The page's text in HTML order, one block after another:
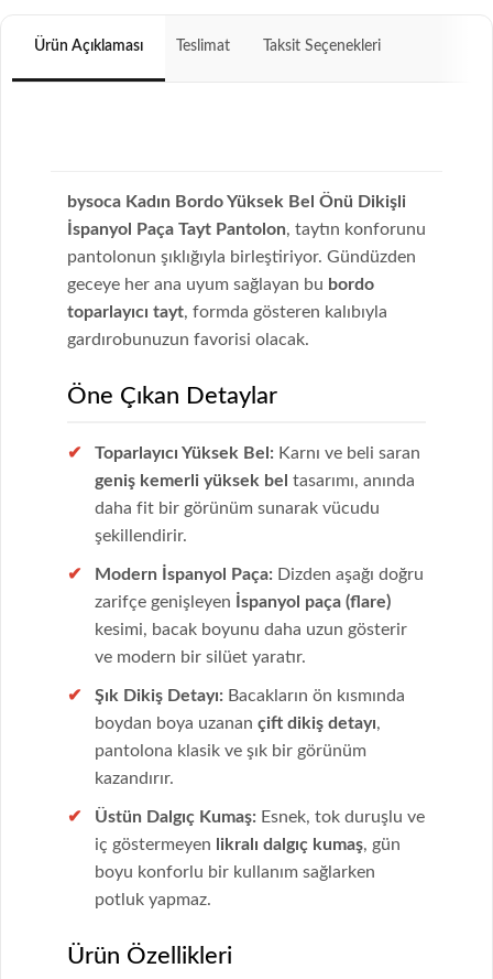
Ürün Açıklaması Teslimat Taksit Seçenekleri
bysoca Kadın Bordo Yüksek Bel Önü Dikişli
İspanyol Paça Tayt Pantolon, taytın konforunu
pantolonun şıklığıyla birleştiriyor. Gündüzden
geceye her ana uyum sağlayan bu bordo
toparlayıcı tayt, formda gösteren kalıbıyla
gardırobunuzun favorisi olacak.
Öne Çıkan Detaylar
Toparlayıcı Yüksek Bel: Karnı ve beli saran
geniş kemerli yüksek bel tasarımı, anında
daha fit bir görünüm sunarak vücudu
şekillendirir.
Modern İspanyol Paça: Dizden aşağı doğru
zarifçe genişleyen
İspanyol paça (flare)
kesimi, bacak boyunu daha uzun gösterir
ve modern bir silüet yaratır.
Şık Dikiş Detayı: Bacakların ön kısmında
boydan boya uzanan çift dikiş detayı,
pantolona klasik ve şık bir görünüm
kazandırır.
Üstün Dalgıç Kumaş: Esnek, tok duruşlu ve
iç göstermeyen
likralı dalgıç kumaş, gün
boyu konforlu bir kullanım sağlarken
potluk yapmaz.
Ürün Özellikleri